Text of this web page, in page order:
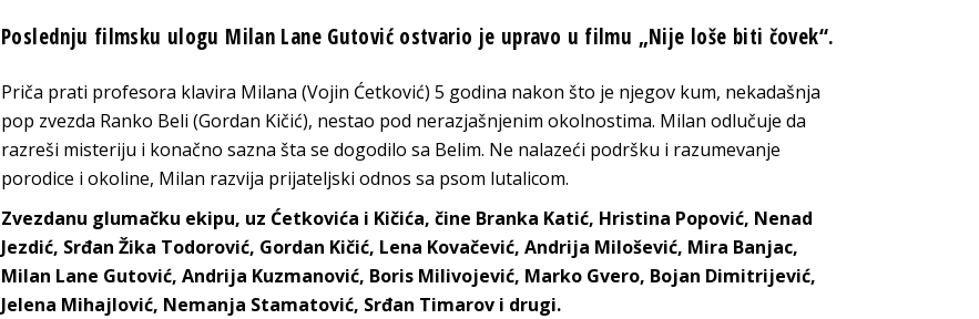
Poslednju filmsku ulogu Milan Lane Gutović ostvario je upravo u filmu „Nije loše biti čovek“.
Priča prati profesora klavira Milana (Vojin Ćetković) 5 godina nakon što je njegov kum, nekadašnja
pop zvezda Ranko Beli (Gordan Kičić), nestao pod nerazjašnjenim okolnostima. Milan odlučuje da
razreši misteriju i konačno sazna šta se dogodilo sa Belim. Ne nalazeći podršku i razumevanje
porodice i okoline, Milan razvija prijateljski odnos sa psom lutalicom.
Zvezdanu glumačku ekipu, uz Ćetkovića i Kičića, čine Branka Katić, Hristina Popović, Nenad
Jezdić, Srđan Žika Todorović, Gordan Kičić, Lena Kovačević, Andrija Milošević, Mira Banjac,
Milan Lane Gutović, Andrija Kuzmanović, Boris Milivojević, Marko Gvero, Bojan Dimitrijević,
Jelena Mihajlović, Nemanja Stamatović, Srđan Timarov i drugi.